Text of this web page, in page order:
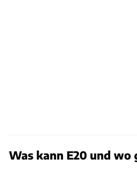
Was kann E20 und wo